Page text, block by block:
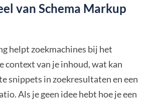
van Schema Markup
helpt zoekmachines bij het
context van je inhoud, wat kan
snippets in zoekresultaten en een
Als je geen idee hebt hoe je een